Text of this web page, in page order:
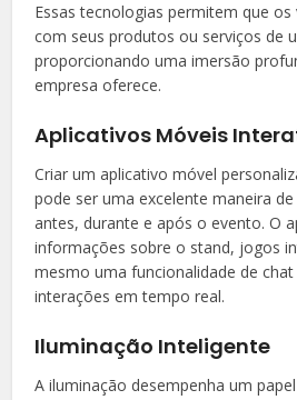
Essas tecnologias permitem que
com seus produtos ou serviços de
proporcionando uma imersão
empresa oferece.
Aplicativos Móveis
Criar um aplicativo móvel
pode ser uma excelente maneira
antes, durante e após o evento. O
informações sobre o stand, jogos
mesmo uma funcionalidade de
interações em tempo real.
Iluminação Inteligente
A iluminação desempenha um